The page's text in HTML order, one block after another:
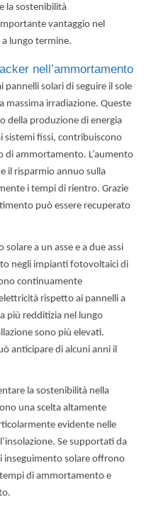
la sostenibilità
vantaggio nel
a lungo termine.
nell’ammortamento
pannelli solari di seguire il sole
massima irradiazione. Queste
della produzione di energia
sistemi fissi, contribuiscono
di ammortamento. L’aumento
il risparmio annuo sulla
i tempi di rientro. Grazie
può essere recuperato
a un asse e a due assi
negli impianti fotovoltaici di
continuamente
rispetto ai pannelli a
più redditizia nel lungo
sono più elevati.
anticipare di alcuni anni il
la sostenibilità nella
una scelta altamente
evidente nelle
Se supportati da
inseguimento solare offrono
di ammortamento e